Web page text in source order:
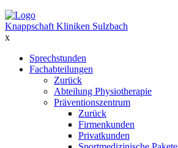
Knappschaft Kliniken Sulzbach
x
Sprechstunden
Fachabteilungen
Zurück
Abteilung Physiotherapie
Präventionszentrum
Zurück
Firmenkunden
Privatkunden